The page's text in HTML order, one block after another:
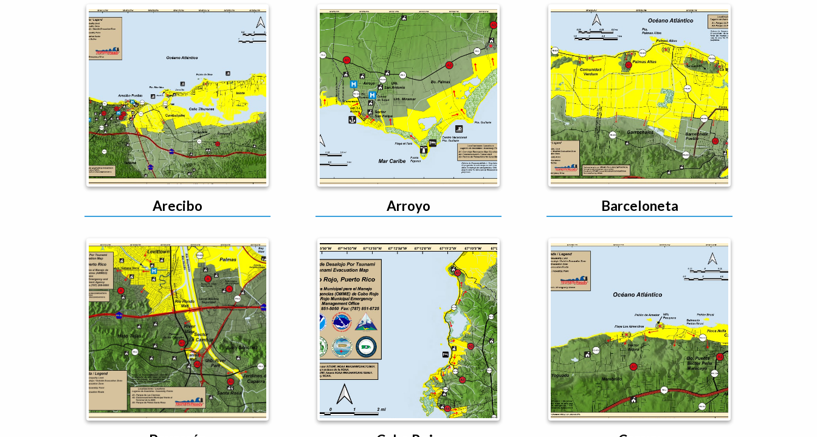
Arecibo Arroyo Barceloneta